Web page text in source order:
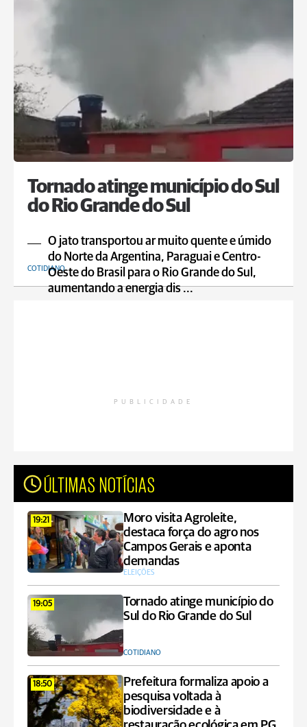
Tornado atinge município do Sul
do Rio Grande do Sul
O jato transportou ar muito quente e úmido
do Norte da Argentina, Paraguai e Centro-
Oeste do Brasil para o Rio Grande do Sul,
aumentando a energia dis ...
COTIDIANO
PUBLICIDADE
ÚLTIMAS NOTÍCIAS
19:21
Moro visita Agroleite,
destaca força do agro nos
Campos Gerais e aponta
demandas
ELEIÇÕES
19:05
Tornado atinge município do
Sul do Rio Grande do Sul
COTIDIANO
18:50
Prefeitura formaliza apoio a
pesquisa voltada à
biodiversidade e à